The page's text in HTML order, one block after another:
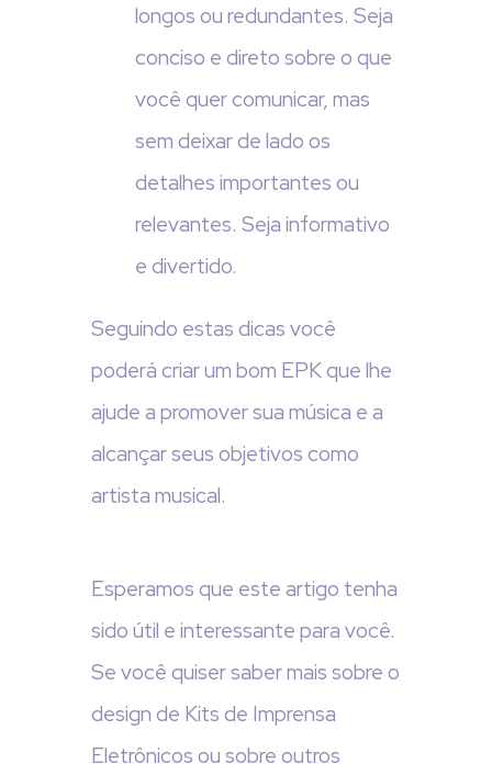
longos ou redundantes. Seja
conciso e direto sobre o que
você quer comunicar, mas
sem deixar de lado os
detalhes importantes ou
relevantes. Seja informativo
e divertido.
Seguindo estas dicas você
poderá criar um bom EPK que lhe
ajude a promover sua música e a
alcançar seus objetivos como
artista musical.
Esperamos que este artigo tenha
sido útil e interessante para você.
Se você quiser saber mais sobre o
design de Kits de Imprensa
Eletrônicos ou sobre outros